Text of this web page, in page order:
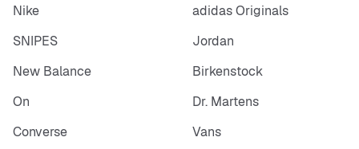
Nike
adidas Originals
SNIPES
Jordan
New Balance
Birkenstock
On
Dr. Martens
Converse
Vans